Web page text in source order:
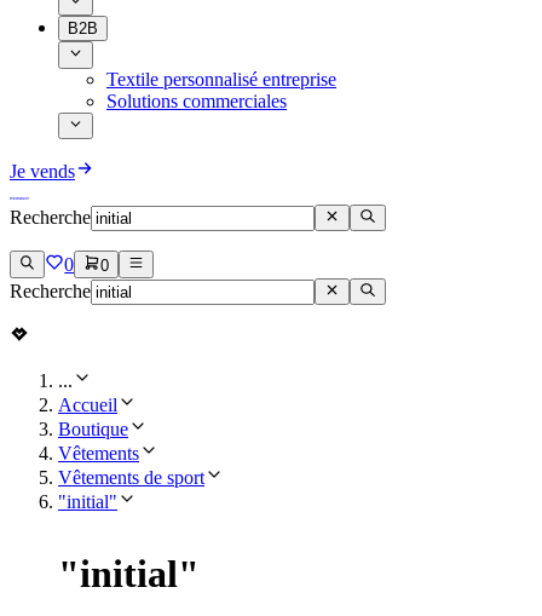
B2B
Textile personnalisé entreprise
Solutions commerciales
Je vends
Recherche
0 0
Recherche
...
Accueil
Boutique
Vêtements
Vêtements de sport
"initial"
"initial"